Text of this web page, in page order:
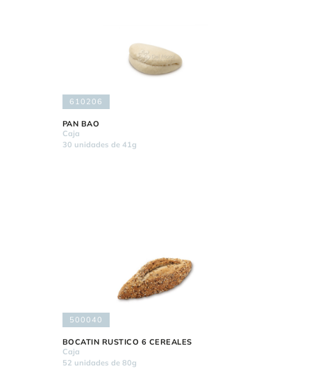
610206
PAN BAO
Caja
30 unidades de 41g
500040
BOCATIN RUSTICO 6 CEREALES
Caja
52 unidades de 80g